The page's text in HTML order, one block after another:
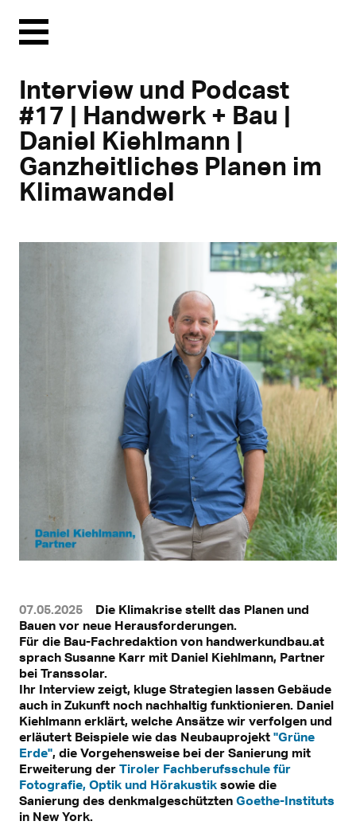
Menu
Interview und Podcast
#17 | Handwerk + Bau |
Daniel Kiehlmann |
Ganzheitliches Planen im
Klimawandel
07.05.2025
Die Klimakrise stellt das Planen und
Bauen vor neue Herausforderungen.
Für die Bau-Fachredaktion von handwerkundbau.at
sprach Susanne Karr mit Daniel Kiehlmann, Partner
bei Transsolar.
Ihr Interview zeigt, kluge Strategien lassen Gebäude
auch in Zukunft noch nachhaltig funktionieren. Daniel
Kiehlmann erklärt, welche Ansätze wir verfolgen und
erläutert Beispiele wie das Neubauprojekt "Grüne
Erde", die Vorgehensweise bei der Sanierung mit
Erweiterung der Tiroler Fachberufsschule für
Fotografie, Optik und Hörakustik sowie die
Sanierung des denkmalgeschützten Goethe-Instituts
in New York.